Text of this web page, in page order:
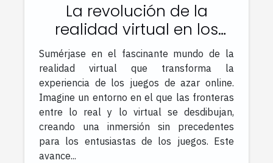
La revolución de la
realidad virtual en los
juegos de azar online
Sumérjase en el fascinante mundo de la
realidad virtual que transforma la
experiencia de los juegos de azar online.
Imagine un entorno en el que las fronteras
entre lo real y lo virtual se desdibujan,
creando una inmersión sin precedentes
para los entusiastas de los juegos. Este
avance...